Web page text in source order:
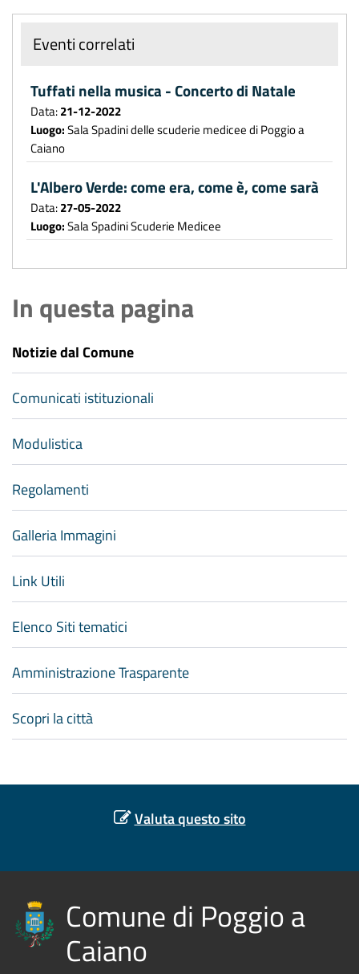
Eventi correlati
Tuffati nella musica - Concerto di Natale
Data:21-12-2022
Luogo:Sala Spadini delle scuderie medicee di Poggio a
Caiano
L'Albero Verde: come era, come è, come sarà
Data:27-05-2022
Luogo:Sala Spadini Scuderie Medicee
In questa pagina
Notizie dal Comune
Comunicati istituzionali
Modulistica
Regolamenti
Galleria Immagini
Link Utili
Elenco Siti tematici
Amministrazione Trasparente
Scopri la città
Valuta questo sito
Comune di Poggio a
Caiano